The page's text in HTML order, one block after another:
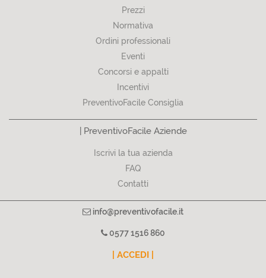
Prezzi
Normativa
Ordini professionali
Eventi
Concorsi e appalti
Incentivi
PreventivoFacile Consiglia
| PreventivoFacile Aziende
Iscrivi la tua azienda
FAQ
Contatti
info@preventivofacile.it
0577 1516 860
| ACCEDI |